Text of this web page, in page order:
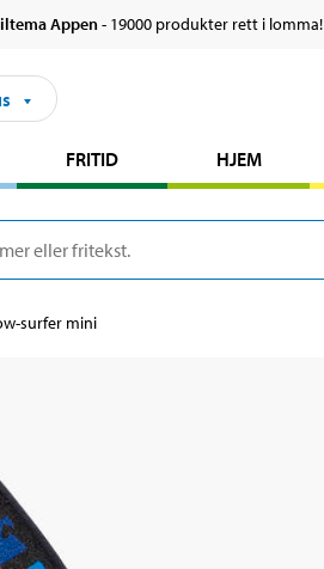
Appen- 19000 produkter rett i lomma!
FRITID HJEM
surfer mini